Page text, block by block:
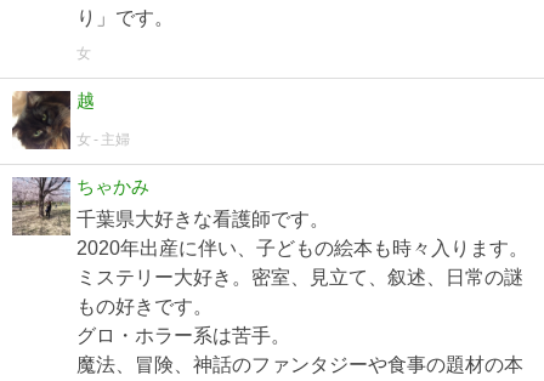
り」です。
女
越
女 主婦
ちゃかみ
千葉県大好きな看護師です。
2020年出産に伴い、子どもの絵本も時々入ります。
ミステリー大好き。密室、見立て、叙述、日常の謎
もの好きです。
グロ・ホラー系は苦手。
魔法、冒険、神話のファンタジーや食事の題材の本